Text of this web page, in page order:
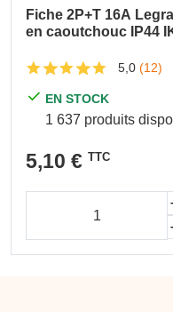
Fiche 2P+T 16A
en caoutchouc IP44
5,0 (12)
EN STOCK
1 637 produits
5,10 € TTC